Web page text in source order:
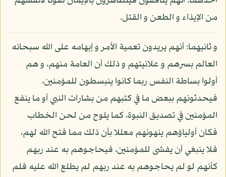
من الإيذاء و الطعن و القتل.
و ثانيهما: أنهم يريدون تعمية الأمر و إبهامه على الله سبحانه
العالم بسرهم و علانيتهم و ذلك أن العامة منهم، و هم
أولوا بساطة النفس ربما كانوا ينبسطون للمؤمنين،
فيحدثونهم ببعض ما في كتبهم من بشارات النبي أو ما ينفع
المؤمنين في تصديق النبوة، كما يلوح من لحن الخطاب
فكان أولياؤهم ينهونهم معللا بأن ذلك مما فتح الله لهم،
فلا ينبغي أن يفشى للمؤمنين، فيحاجوهم به عند ربهم
كأنهم لو لم يحاجوهم به عند ربهم لم يطلع الله عليه فلم